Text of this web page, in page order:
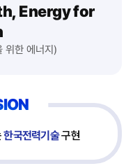
Energy for
위한 에너지)
한국전력기술구현